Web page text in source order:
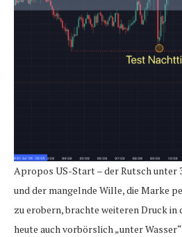
Apropos US-Start – der Rutsch unter
und der mangelnde Wille, die Marke
zu erobern, brachte weiteren Druck in
heute auch vorbörslich „unter